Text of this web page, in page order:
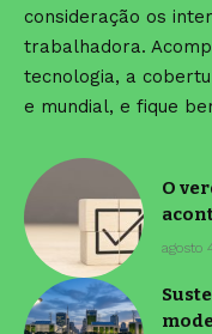
consideração os
trabalhadora.
tecnologia, a
e mundial, e fique
O
agosto